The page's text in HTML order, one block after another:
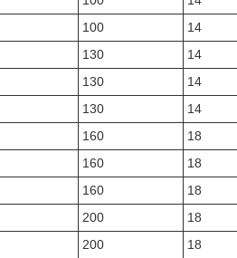
100 14
130 14
130 14
130 14
160 18
160 18
160 18
200 18
200 18